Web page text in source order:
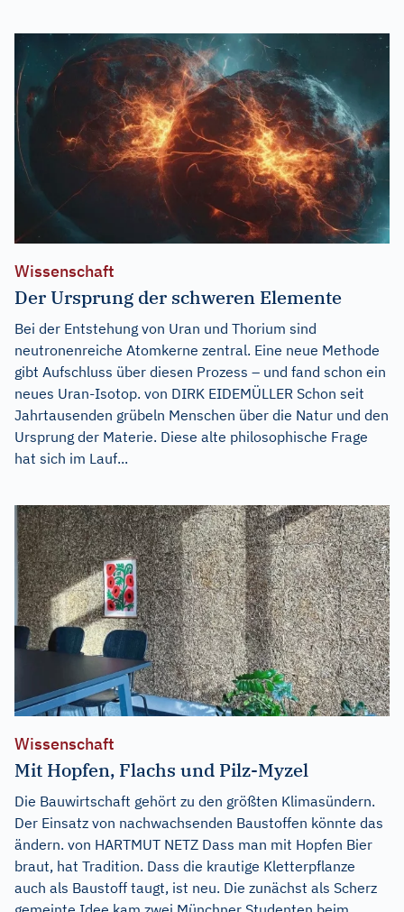
Wissenschaft
Der Ursprung der schweren Elemente
Bei der Entstehung von Uran und Thorium sind
neutronenreiche Atomkerne zentral. Eine neue Methode
gibt Aufschluss über diesen Prozess – und fand schon ein
neues Uran-Isotop. von DIRK EIDEMÜLLER Schon seit
Jahrtausenden grübeln Menschen über die Natur und den
Ursprung der Materie. Diese alte philosophische Frage
hat sich im Lauf...
Wissenschaft
Mit Hopfen, Flachs und Pilz-Myzel
Die Bauwirtschaft gehört zu den größten Klimasündern.
Der Einsatz von nachwachsenden Baustoffen könnte das
ändern. von HARTMUT NETZ Dass man mit Hopfen Bier
braut, hat Tradition. Dass die krautige Kletterpflanze
auch als Baustoff taugt, ist neu. Die zunächst als Scherz